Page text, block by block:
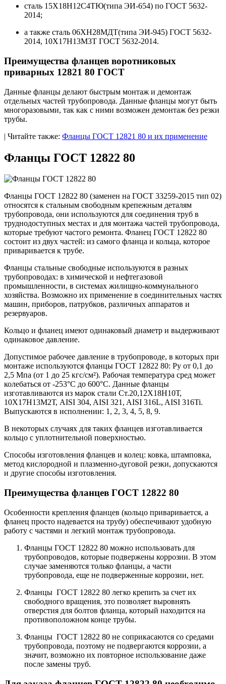
сталь 15Х18Н12С4ТЮ(типа ЭИ-654) по ГОСТ 5632-
2014;
а также сталь 06ХН28МДТ(типа ЭИ-945) ГОСТ 5632-
2014, 10Х17Н13М3Т ГОСТ 5632-2014.
Преимущества фланцев воротниковых
приварных 12821 80 ГОСТ
Данные фланцы делают быстрым монтаж и демонтаж
отдельных частей трубопровода. Данные фланцы могут быть
многоразовыми, так как с ними возможен демонтаж без резки
трубы.
| Читайте также: Фланцы ГОСТ 12821 80 и их применение
Фланцы ГОСТ 12822 80
Фланцы ГОСТ 12822 80 (заменен на ГОСТ 33259-2015 тип 02)
относятся к стальным свободным крепежным деталям
трубопровода, они используются для соединения труб в
труднодоступных местах и для монтажа частей трубопровода,
которые требуют частого ремонта. Фланец ГОСТ 12822 80
состоит из двух частей: из самого фланца и кольца, которое
приваривается к трубе.
Фланцы стальные свободные используются в разных
трубопроводах: в химической и нефтегазовой
промышленности, в системах жилищно-коммунального
хозяйства. Возможно их применение в соединительных частях
машин, приборов, патрубков, различных аппаратов и
резервуаров.
Кольцо и фланец имеют одинаковый диаметр и выдерживают
одинаковое давление.
Допустимое рабочее давление в трубопроводе, в которых при
монтаже используются фланцы ГОСТ 12822 80: Ру от 0,1 до
2,5 Мпа (от 1 до 25 кгс/см²). Рабочая температура сред может
колебаться от -253°С до 600°С. Данные фланцы
изготавливаются из марок стали Ст.20,12Х18Н10Т,
10Х17Н13М2Т, AISI 304, AISI 321, AISI 316L, AISI 316Ti.
Выпускаются в исполнении: 1, 2, 3, 4, 5, 8, 9.
В некоторых случаях для таких фланцев изготавливается
кольцо с уплотнительной поверхностью.
Способы изготовления фланцев и колец: ковка, штамповка,
метод кислородной и плазменно-дуговой резки, допускаются
и другие способы изготовления.
Преимущества фланцев ГОСТ 12822 80
Особенности крепления фланцев (кольцо приваривается, а
фланец просто надевается на трубу) обеспечивают удобную
работу с частями и легкий монтаж трубопровода.
Фланцы ГОСТ 12822 80 можно использовать для
трубопроводов, которые подвержены коррозии. В этом
случае заменяются только фланцы, а части
трубопровода, еще не подверженные коррозии, нет.
Фланцы ГОСТ 12822 80 легко крепить за счет их
свободного вращения, это позволяет выровнять
отверстия для болтов фланца, который находится на
противоположном конце трубы.
Фланцы ГОСТ 12822 80 не соприкасаются со средами
трубопровода, поэтому не подвергаются коррозии, а
значит, возможно их повторное использование даже
после замены труб.